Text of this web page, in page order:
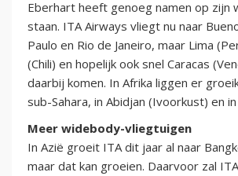
Eberhart heeft genoeg namen op zijn
staan. ITA Airways vliegt nu naar
Paulo en Rio de Janeiro, maar Lima
(Chili) en hopelijk ook snel Caracas
daarbij komen. In Afrika liggen er
sub-Sahara, in Abidjan (Ivoorkust) en
Meer widebody-vliegtuigen
In Azië groeit ITA dit jaar al naar
maar dat kan groeien. Daarvoor zal